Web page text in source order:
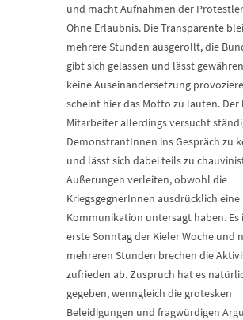
und macht Aufnahmen der
Ohne Erlaubnis. Die Transparente
mehrere Stunden ausgerollt, die
gibt sich gelassen und lässt
keine Auseinandersetzung
scheint hier das Motto zu lauten. Der
Mitarbeiter allerdings versucht
DemonstrantInnen ins Gespräch zu
und lässt sich dabei teils zu
Äußerungen verleiten, obwohl die
KriegsgegnerInnen ausdrücklich eine
Kommunikation untersagt haben. Es
erste Sonntag der Kieler Woche und
mehreren Stunden brechen die
zufrieden ab. Zuspruch hat es
gegeben, wenngleich die grotesken
Beleidigungen und fragwürdigen